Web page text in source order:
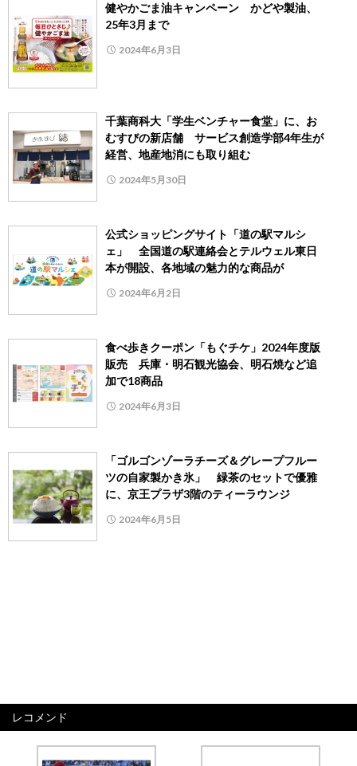
健やかごま油キャンペーン かどや製油、
25年3月まで
2024年6月3日
千葉商科大「学生ベンチャー食堂」に、お
むすびの新店舗 サービス創造学部4年生が
経営、地産地消にも取り組む
2024年5月30日
公式ショッピングサイト「道の駅マルシ
ェ」 全国道の駅連絡会とテルウェル東日
本が開設、各地域の魅力的な商品が
2024年6月2日
食べ歩きクーポン「もぐチケ」2024年度版
販売 兵庫・明石観光協会、明石焼など追
加で18商品
2024年6月3日
「ゴルゴンゾーラチーズ＆グレープフルー
ツの自家製かき氷」 緑茶のセットで優雅
に、京王プラザ3階のティーラウンジ
2024年6月5日
レコメンド